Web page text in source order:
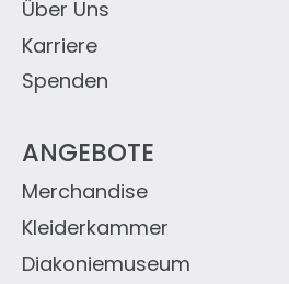
ANGEBOTE
Diakoniemuseum
Kleiderkammer
Merchandise
Spenden
Karriere
Über Uns